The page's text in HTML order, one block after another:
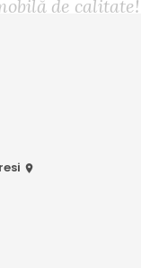
de calitate!